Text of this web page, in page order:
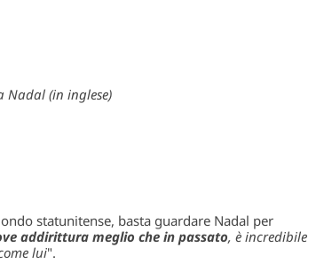
Nadal (in inglese)
statunitense, basta guardare Nadal per
addirittura meglio che in passato, è incredibile
lui".